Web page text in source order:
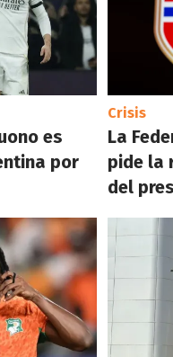
es
por
Crisis
La
pide la
del